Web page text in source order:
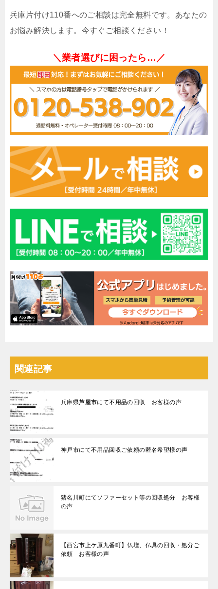
兵庫片付け110番へのご相談は完全無料です。あなたの
お悩み解決します。今すぐご相談ください！
＼業者選びに困ったら…／
関連記事
兵庫県芦屋市にて不用品の回収 お客様の声
神戸市にて不用品回収ご依頼の匿名希望様の声
猪名川町にてソファーセット等の回収処分 お客様
の声
【西宮市上ケ原九番町】仏壇、仏具の回収・処分ご
依頼 お客様の声